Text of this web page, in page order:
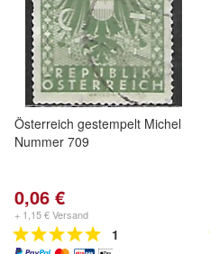
Österreich gestempelt Michel
Nummer 709
0,06 €
+ 1,15 € Versand
1